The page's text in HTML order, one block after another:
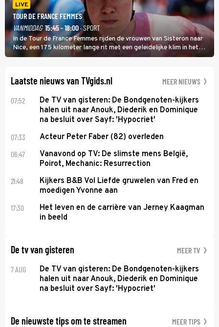
LIVE
TOUR DE FRANCE FEMMES
VANMIDDAG 15:45 - 18:00· SPORT
In de Tour de France Femmes rijden de vrouwen van Sisteron naar
Nice, een 175 kilometer lange rit met een geleidelijke klim in het
midden. Dat is mogelijk niet de zwaarste hindernis, dat is de
Laatste nieuws van TVgids.nl MEER NIEUWS
07:52
De TV van gisteren: De Bondgenoten-kijkers
halen uit naar Anouk, Diederik en Dominique
na besluit over Sayf: 'Hypocriet'
07:33 Acteur Peter Faber (82) overleden
06:47
Vanavond op TV: De slimste mens België,
Poirot, Mechanic: Resurrection
21:48
Kijkers B&B Vol Liefde gruwelen van Fred en
moedigen Yvonne aan
17:30
Het leven en de carrière van Jerney Kaagman
in beeld
De tv van gisteren MEER TV
7 AUG
De TV van gisteren: De Bondgenoten-kijkers
halen uit naar Anouk, Diederik en Dominique
na besluit over Sayf: 'Hypocriet'
De nieuwste tips om te streamen MEER TIPS